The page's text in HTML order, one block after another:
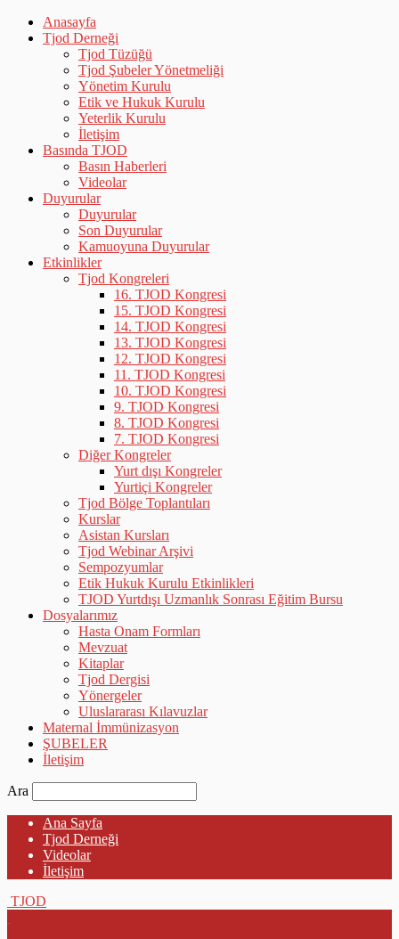
Anasayfa
Tjod Derneği
Tjod Tüzüğü
Tjod Şubeler Yönetmeliği
Yönetim Kurulu
Etik ve Hukuk Kurulu
Yeterlik Kurulu
İletişim
Basında TJOD
Basın Haberleri
Videolar
Duyurular
Duyurular
Son Duyurular
Kamuoyuna Duyurular
Etkinlikler
Tjod Kongreleri
16. TJOD Kongresi
15. TJOD Kongresi
14. TJOD Kongresi
13. TJOD Kongresi
12. TJOD Kongresi
11. TJOD Kongresi
10. TJOD Kongresi
9. TJOD Kongresi
8. TJOD Kongresi
7. TJOD Kongresi
Diğer Kongreler
Yurt dışı Kongreler
Yurtiçi Kongreler
Tjod Bölge Toplantıları
Kurslar
Asistan Kursları
Tjod Webinar Arşivi
Sempozyumlar
Etik Hukuk Kurulu Etkinlikleri
TJOD Yurtdışı Uzmanlık Sonrası Eğitim Bursu
Dosyalarımız
Hasta Onam Formları
Mevzuat
Kitaplar
Tjod Dergisi
Yönergeler
Uluslararası Kılavuzlar
Maternal İmmünizasyon
ŞUBELER
İletişim
Ara
Ana Sayfa
Tjod Derneği
Videolar
İletişim
TJOD